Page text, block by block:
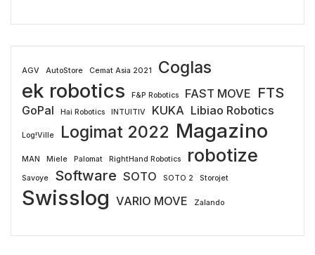
AGV AutoStore Cemat Asia 2021 Coglas
ek robotics F&P Robotics FAST MOVE FTS
GoPal Hai Robotics INTUITIV KUKA Libiao Robotics
Log!Ville Logimat 2022 Magazino
MAN Miele Palomat RightHand Robotics robotize
Savoye Software SOTO SOTO 2 Storojet
Swisslog VARIO MOVE Zalando